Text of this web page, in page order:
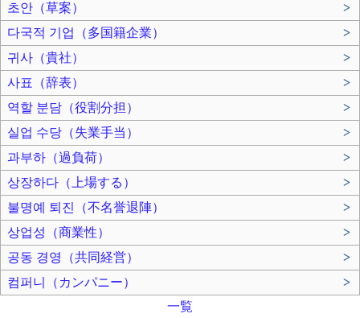
초안（草案）
>
다국적 기업（多国籍企業）
>
귀사（貴社）
>
사표（辞表）
>
역할 분담（役割分担）
>
실업 수당（失業手当）
>
과부하（過負荷）
>
상장하다（上場する）
>
불명예 퇴진（不名誉退陣）
>
상업성（商業性）
>
공동 경영（共同経営）
>
컴퍼니（カンパニー）
>
一覧